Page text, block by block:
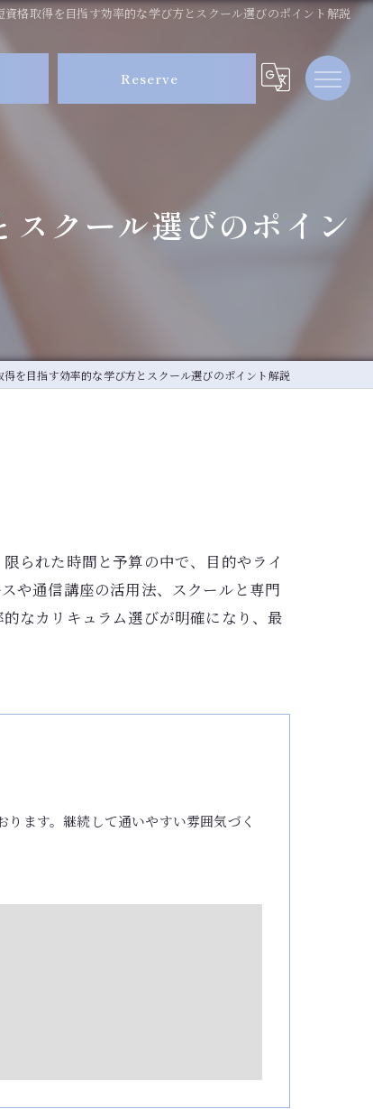
資格取得を目指す効率的な学び方とスクール選びのポイント解説
Reserve
スクール選びのポイン
を目指す効率的な学び方とスクール選びのポイント解説
られた時間と予算の中で、目的やライ
や通信講座の活用法、スクールと専門
なカリキュラム選びが明確になり、最
ます。継続して通いやすい雰囲気づく